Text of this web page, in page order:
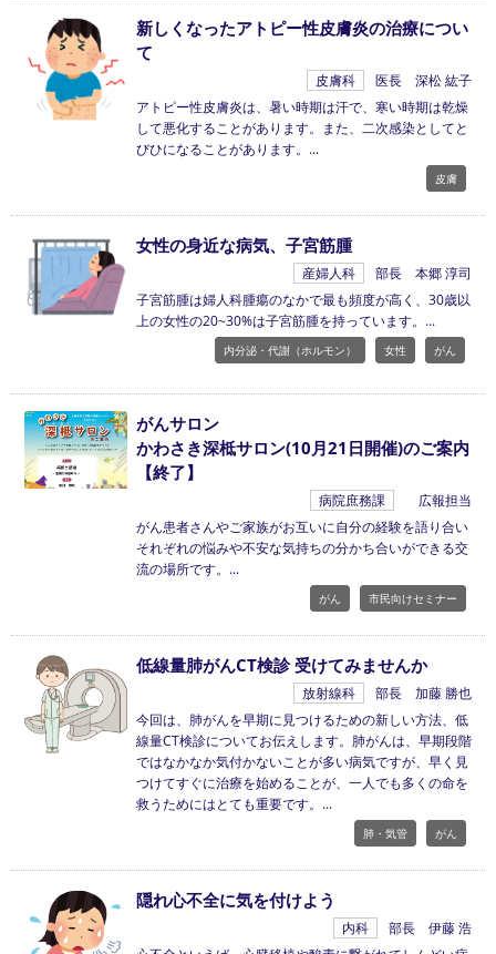
新しくなったアトピー性皮膚炎の治療につい
て
皮膚科
医長 深松 紘子
アトピー性皮膚炎は、暑い時期は汗で、寒い時期は乾燥
して悪化することがあります。また、二次感染としてと
びひになることがあります。
皮膚
女性の身近な病気、子宮筋腫
産婦人科
部長 本郷 淳司
子宮筋腫は婦人科腫瘍のなかで最も頻度が高く、30歳以
上の女性の20~30%は子宮筋腫を持っています。
内分泌・代謝（ホルモン） 女性 がん
がんサロン
かわさき深柢サロン(10月21日開催)のご案内
【終了】
病院庶務課
広報担当
がん患者さんやご家族がお互いに自分の経験を語り合い
それぞれの悩みや不安な気持ちの分かち合いができる交
流の場所です。
がん 市民向けセミナー
低線量肺がんCT検診 受けてみませんか
放射線科
部長 加藤 勝也
今回は、肺がんを早期に見つけるための新しい方法、低
線量CT検診についてお伝えします。肺がんは、早期段階
ではなかなか気付かないことが多い病気ですが、早く見
つけてすぐに治療を始めることが、一人でも多くの命を
救うためにはとても重要です。
肺・気管 がん
隠れ心不全に気を付けよう
内科
部長 伊藤 浩